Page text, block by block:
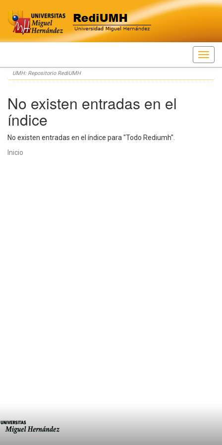
Skip
navigation
UMH: Repositorio RediUMH
No existen entradas en el
índice
No existen entradas en el índice para "Todo Rediumh".
Inicio